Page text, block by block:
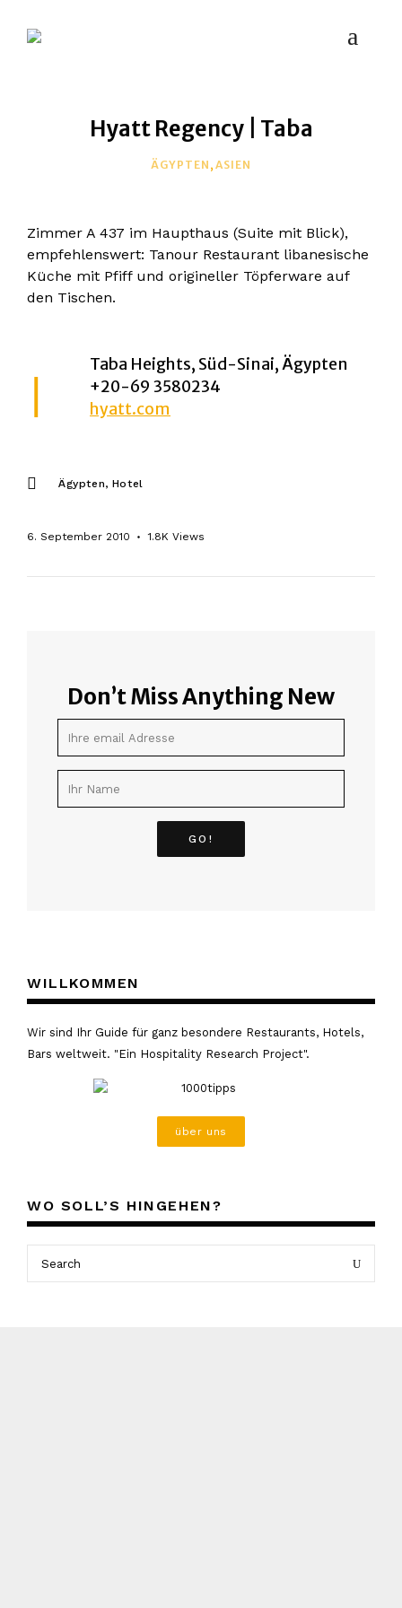
Hyatt Regency | Taba
ÄGYPTEN , ASIEN
Zimmer A 437 im Haupthaus (Suite mit Blick),
empfehlenswert: Tanour Restaurant libanesische
Küche mit Pfiff und origineller Töpferware auf
den Tischen.
Taba Heights, Süd-Sinai, Ägypten
+20-69 3580234
hyatt.com
Ägypten Hotel
6. September 2010 1.8K Views
Don’t Miss Anything New
WILLKOMMEN
Wir sind Ihr Guide für ganz besondere Restaurants, Hotels,
Bars weltweit. "Ein Hospitality Research Project".
über uns
WO SOLL’S HINGEHEN?
Search